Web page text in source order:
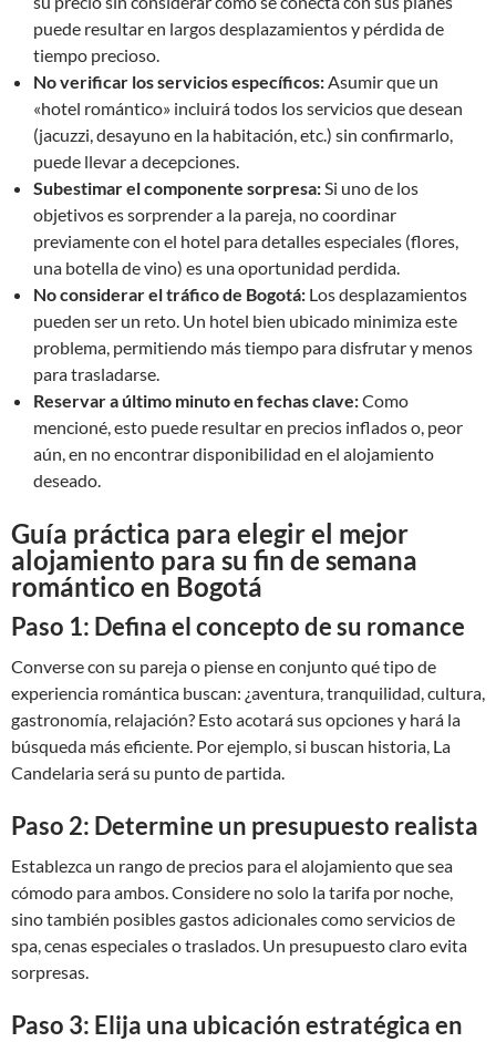
puede resultar en largos desplazamientos y pérdida de
tiempo precioso.
No verificar los servicios específicos:Asumir que un
«hotel romántico» incluirá todos los servicios que desean
(jacuzzi, desayuno en la habitación, etc.) sin confirmarlo,
puede llevar a decepciones.
Subestimar el componente sorpresa:Si uno de los
objetivos es sorprender a la pareja, no coordinar
previamente con el hotel para detalles especiales (flores,
una botella de vino) es una oportunidad perdida.
No considerar el tráfico de Bogotá: Los desplazamientos
pueden ser un reto. Un hotel bien ubicado minimiza este
problema, permitiendo más tiempo para disfrutar y menos
para trasladarse.
Reservar a último minuto en fechas clave:Como
mencioné, esto puede resultar en precios inflados o, peor
aún, en no encontrar disponibilidad en el alojamiento
deseado.
Guía práctica para elegir el mejor
alojamiento para su fin de semana
romántico en Bogotá
Paso 1: Defina el concepto de su romance
Converse con su pareja o piense en conjunto qué tipo de
experiencia romántica buscan: ¿aventura, tranquilidad, cultura,
gastronomía, relajación? Esto acotará sus opciones y hará la
búsqueda más eficiente. Por ejemplo, si buscan historia, La
Candelaria será su punto de partida.
Paso 2: Determine un presupuesto realista
Establezca un rango de precios para el alojamiento que sea
cómodo para ambos. Considere no solo la tarifa por noche,
sino también posibles gastos adicionales como servicios de
spa, cenas especiales o traslados. Un presupuesto claro evita
sorpresas.
Paso 3: Elija una ubicación estratégica en